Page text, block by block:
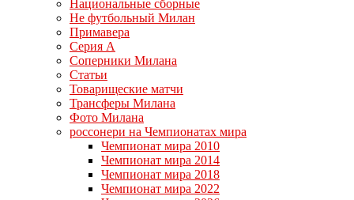
Национальные сборные
Не футбольный Милан
Примавера
Серия А
Соперники Милана
Статьи
Товарищеские матчи
Трансферы Милана
Фото Милана
россонери на Чемпионатах мира
Чемпионат мира 2010
Чемпионат мира 2014
Чемпионат мира 2018
Чемпионат мира 2022